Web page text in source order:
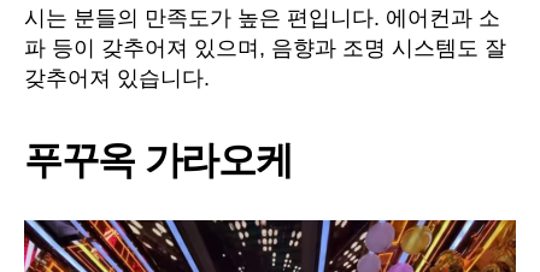
시는 분들의 만족도가 높은 편입니다. 에어컨과 소
파 등이 갖추어져 있으며, 음향과 조명 시스템도 잘
갖추어져 있습니다.
푸꾸옥 가라오케